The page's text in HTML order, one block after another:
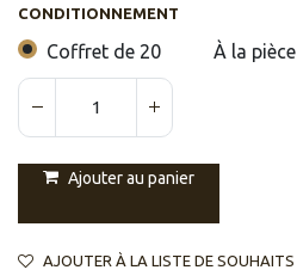
CONDITIONNEMENT
Coffret de 20 À la pièce
Ajouter au panier
AJOUTER À LA LISTE DE SOUHAITS